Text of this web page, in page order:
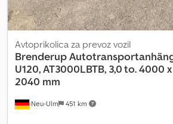
Neu-Ulm 451 km
Avtoprikolica za prevoz vozil
Brenderup
U120, AT3000LBTB, 3,0 to. 4000 x
2040 mm